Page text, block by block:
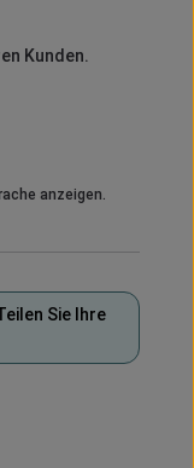
5 Sternen
Kunden.
anzeigen.
Sie Ihre